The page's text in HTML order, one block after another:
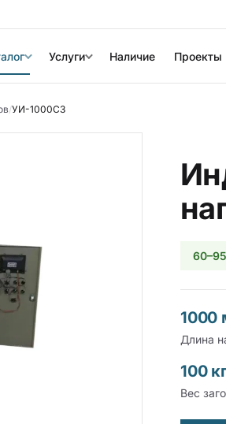
Услуги Наличие Проекты
/УИ-1000СЗ
1000
Длина
100
Вес